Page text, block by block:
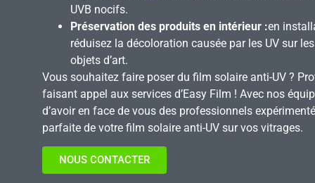
UVB nocifs.
Préservation des produits en intérieur :en
réduisez la décoloration causée par les UV sur
objets d’art.
Vous souhaitez faire poser du film solaire anti-UV ?
faisant appel aux services d’Easy Film ! Avec nos
d’avoir en face de vous des professionnels
parfaite de votre film solaire anti-UV sur vos vitrages.
NOUS CONTACTER